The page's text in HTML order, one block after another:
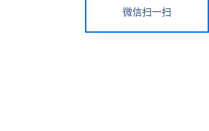
微信扫一扫